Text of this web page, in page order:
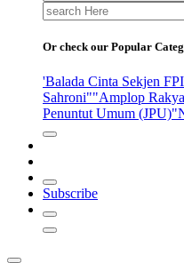
Search
for:
Or check our Popular
'Balada Cinta Sekjen FPI
Sahroni""Amplop
Penuntut Umum (JPU)
Subscribe